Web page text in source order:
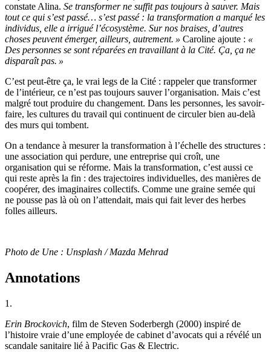
constate Alina. Se transformer ne suffit pas toujours à sauver. Mais
tout ce qui s’est passé… s’est passé : la transformation a marqué les
individus, elle a irrigué l’écosystème. Sur nos braises, d’autres
choses peuvent émerger, ailleurs, autrement. » Caroline ajoute : «
Des personnes se sont réparées en travaillant à la Cité. Ça, ça ne
disparaît pas. »
C’est peut-être ça, le vrai legs de la Cité : rappeler que transformer
de l’intérieur, ce n’est pas toujours sauver l’organisation. Mais c’est
malgré tout produire du changement. Dans les personnes, les savoir-
faire, les cultures du travail qui continuent de circuler bien au-delà
des murs qui tombent.
On a tendance à mesurer la transformation à l’échelle des structures :
une association qui perdure, une entreprise qui croît, une
organisation qui se réforme. Mais la transformation, c’est aussi ce
qui reste après la fin : des trajectoires individuelles, des manières de
coopérer, des imaginaires collectifs. Comme une graine semée qui
ne pousse pas là où on l’attendait, mais qui fait lever des herbes
folles ailleurs.
Photo de Une : Unsplash / Mazda Mehrad
Annotations
1.
Erin Brockovich, film de Steven Soderbergh (2000) inspiré de
l’histoire vraie d’une employée de cabinet d’avocats qui a révélé un
scandale sanitaire lié à Pacific Gas & Electric.